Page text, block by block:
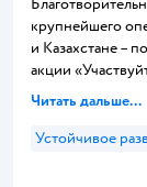
крупнейшего
и Казахстане –
акции
Читать дальше...
Устойчивое